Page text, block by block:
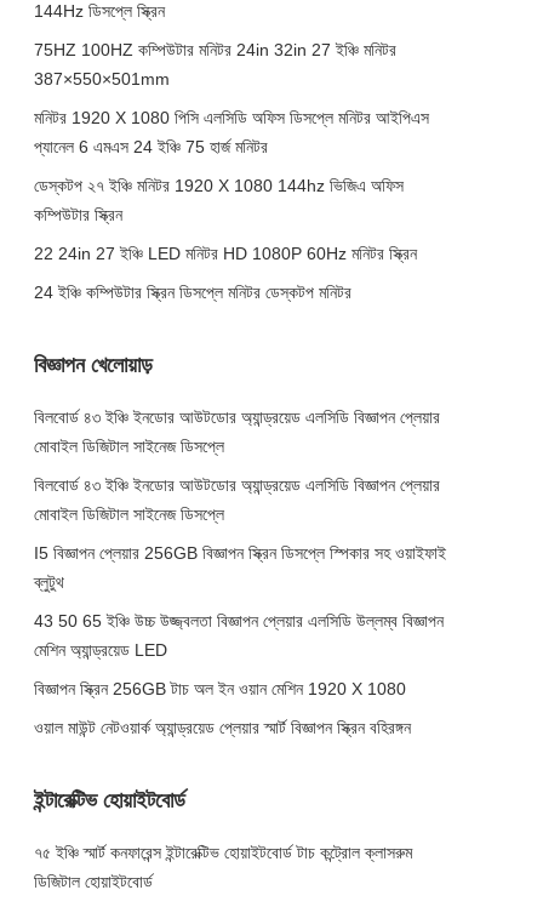
144Hz ডিসপ্লে স্ক্রিন
75HZ 100HZ কম্পিউটার মনিটর 24in 32in 27 ইঞ্চি মনিটর
387×550×501mm
মনিটর 1920 X 1080 পিসি এলসিডি অফিস ডিসপ্লে মনিটর আইপিএস
প্যানেল 6 এমএস 24 ইঞ্চি 75 হার্জ মনিটর
ডেস্কটপ ২৭ ইঞ্চি মনিটর 1920 X 1080 144hz ভিজিএ অফিস
কম্পিউটার স্ক্রিন
22 24in 27 ইঞ্চি LED মনিটর HD 1080P 60Hz মনিটর স্ক্রিন
24 ইঞ্চি কম্পিউটার স্ক্রিন ডিসপ্লে মনিটর ডেস্কটপ মনিটর
বিজ্ঞাপন খেলোয়াড়
বিলবোর্ড ৪৩ ইঞ্চি ইনডোর আউটডোর অ্যান্ড্রয়েড এলসিডি বিজ্ঞাপন প্লেয়ার
মোবাইল ডিজিটাল সাইনেজ ডিসপ্লে
বিলবোর্ড ৪৩ ইঞ্চি ইনডোর আউটডোর অ্যান্ড্রয়েড এলসিডি বিজ্ঞাপন প্লেয়ার
মোবাইল ডিজিটাল সাইনেজ ডিসপ্লে
I5 বিজ্ঞাপন প্লেয়ার 256GB বিজ্ঞাপন স্ক্রিন ডিসপ্লে স্পিকার সহ ওয়াইফাই
ব্লুটুথ
43 50 65 ইঞ্চি উচ্চ উজ্জ্বলতা বিজ্ঞাপন প্লেয়ার এলসিডি উল্লম্ব বিজ্ঞাপন
মেশিন অ্যান্ড্রয়েড LED
বিজ্ঞাপন স্ক্রিন 256GB টাচ অল ইন ওয়ান মেশিন 1920 X 1080
ওয়াল মাউন্ট নেটওয়ার্ক অ্যান্ড্রয়েড প্লেয়ার স্মার্ট বিজ্ঞাপন স্ক্রিন বহিরঙ্গন
ইন্টারেক্টিভ হোয়াইটবোর্ড
৭৫ ইঞ্চি স্মার্ট কনফারেন্স ইন্টারেক্টিভ হোয়াইটবোর্ড টাচ কন্ট্রোল ক্লাসরুম
ডিজিটাল হোয়াইটবোর্ড